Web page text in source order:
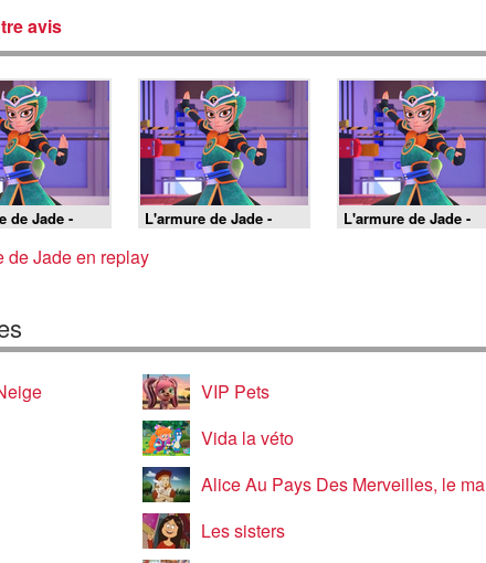
avis
de Jade - L'armure de Jade -
07/08/2026
L'armure de Jade -
07/08/2026
de Jade en replay
VIP Pets
Vida la véto
Alice Au Pays Des Merveilles, le manga
Les sisters